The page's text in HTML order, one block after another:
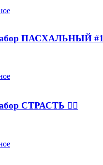
ПАСХАЛЬНЫЙ #1
СТРАСТЬ ❤️‍🔥